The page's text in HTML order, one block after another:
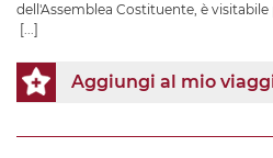
dell'Assemblea Costituente, è
[...]
Aggiungi al mio